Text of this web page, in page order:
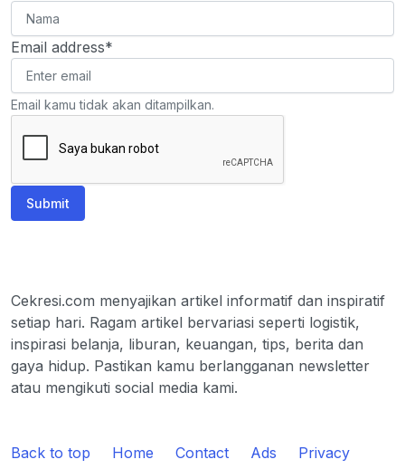
Email address*
Email kamu tidak akan ditampilkan.
Submit
Cekresi.com menyajikan artikel informatif dan inspiratif
setiap hari. Ragam artikel bervariasi seperti logistik,
inspirasi belanja, liburan, keuangan, tips, berita dan
gaya hidup. Pastikan kamu berlangganan newsletter
atau mengikuti social media kami.
Back to top Home Contact Ads Privacy